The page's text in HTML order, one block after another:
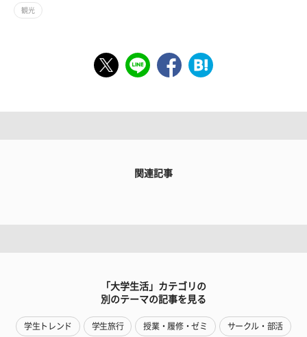
観光
関連記事
「大学生活」カテゴリの
別のテーマの記事を見る
学生トレンド 学生旅行 授業・履修・ゼミ サークル・部活